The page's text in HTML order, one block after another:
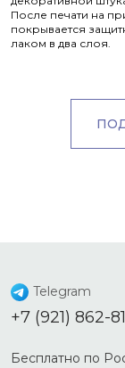
После печати на
покрывается
лаком в два слоя.
Telegram
+7 (921) 862-
Бесплатно по